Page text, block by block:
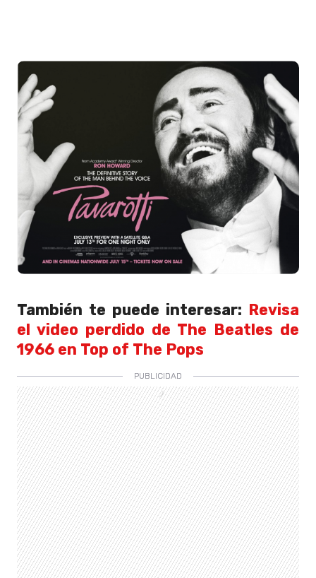
También te puede interesar: Revisa
el video perdido de The Beatles de
1966 en Top of The Pops